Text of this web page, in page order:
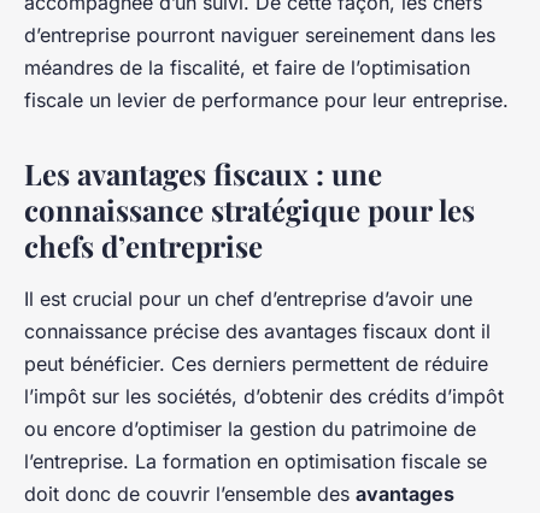
d’entreprise pourront naviguer sereinement dans les
méandres de la fiscalité, et faire de l’optimisation
fiscale un levier de performance pour leur entreprise.
Les avantages fiscaux : une
connaissance stratégique pour les
chefs d’entreprise
Il est crucial pour un chef d’entreprise d’avoir une
connaissance précise des avantages fiscaux dont il
peut bénéficier. Ces derniers permettent de réduire
l’impôt sur les sociétés, d’obtenir des crédits d’impôt
ou encore d’optimiser la gestion du patrimoine de
l’entreprise. La formation en optimisation fiscale se
doit donc de couvrir l’ensemble des avantages